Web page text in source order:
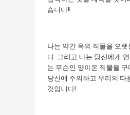
습니다!!
나는 약간 옥외 직물을 오
다. 그리고 나는 당신에게
는 무슨인 양이온 직물을
당신에 주의하고 우리의 다
것입니다!